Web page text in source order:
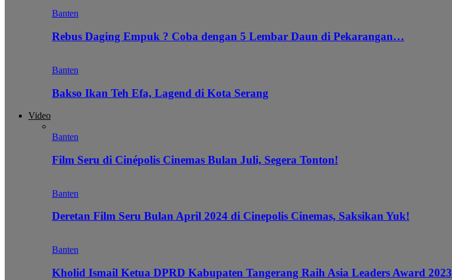
Banten
Rebus Daging Empuk ? Coba dengan 5 Lembar Daun di Pekarangan…
Banten
Bakso Ikan Teh Efa, Lagend di Kota Serang
Video
Banten
Film Seru di Cinépolis Cinemas Bulan Juli, Segera Tonton!
Banten
Deretan Film Seru Bulan April 2024 di Cinepolis Cinemas, Saksikan Yuk!
Banten
Kholid Ismail Ketua DPRD Kabupaten Tangerang Raih Asia Leaders Award 2023